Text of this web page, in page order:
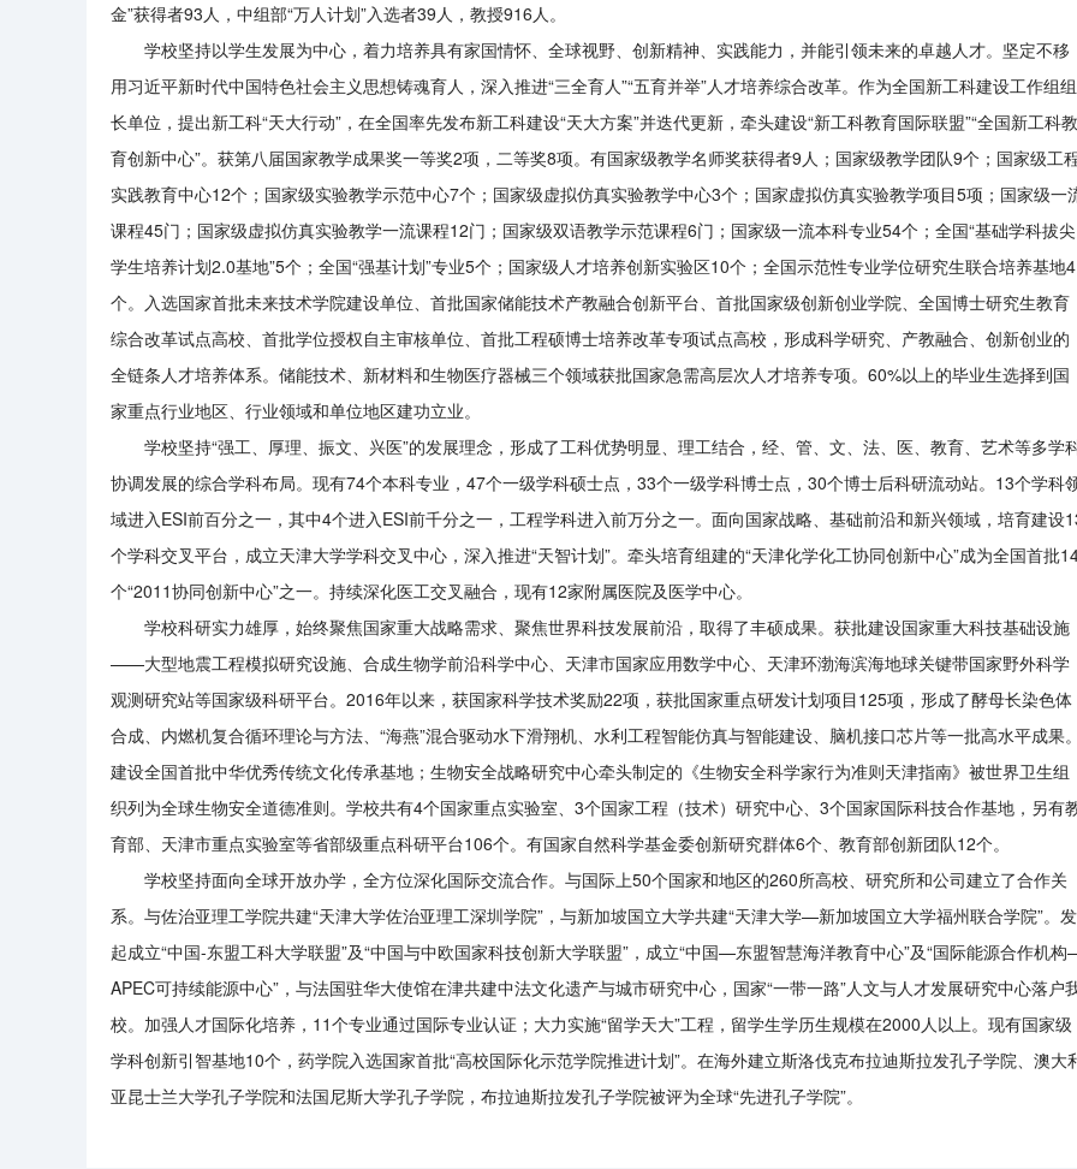
金”获得者93人，中组部“万人计划”入选者39人，教授916人。
学校坚持以学生发展为中心，着力培养具有家国情怀、全球视野、创新精神、实践能力，并能引领未来的卓越人才。坚定不移
用习近平新时代中国特色社会主义思想铸魂育人，深入推进“三全育人”“五育并举”人才培养综合改革。作为全国新工科建设工作组组
长单位，提出新工科“天大行动”，在全国率先发布新工科建设“天大方案”并迭代更新，牵头建设“新工科教育国际联盟”“全国新工科教
育创新中心”。获第八届国家教学成果奖一等奖2项，二等奖8项。有国家级教学名师奖获得者9人；国家级教学团队9个；国家级工
实践教育中心12个；国家级实验教学示范中心7个；国家级虚拟仿真实验教学中心3个；国家虚拟仿真实验教学项目5项；国家级一
课程45门；国家级虚拟仿真实验教学一流课程12门；国家级双语教学示范课程6门；国家级一流本科专业54个；全国“基础学科拔尖
学生培养计划2.0基地”5个；全国“强基计划”专业5个；国家级人才培养创新实验区10个；全国示范性专业学位研究生联合培养基地4
个。入选国家首批未来技术学院建设单位、首批国家储能技术产教融合创新平台、首批国家级创新创业学院、全国博士研究生教育
综合改革试点高校、首批学位授权自主审核单位、首批工程硕博士培养改革专项试点高校，形成科学研究、产教融合、创新创业的
全链条人才培养体系。储能技术、新材料和生物医疗器械三个领域获批国家急需高层次人才培养专项。60%以上的毕业生选择到国
家重点行业地区、行业领域和单位地区建功立业。
学校坚持“强工、厚理、振文、兴医”的发展理念，形成了工科优势明显、理工结合，经、管、文、法、医、教育、艺术等多学
协调发展的综合学科布局。现有74个本科专业，47个一级学科硕士点，33个一级学科博士点，30个博士后科研流动站。13个学科
域进入ESI前百分之一，其中4个进入ESI前千分之一，工程学科进入前万分之一。面向国家战略、基础前沿和新兴领域，培育建设
个学科交叉平台，成立天津大学学科交叉中心，深入推进“天智计划”。牵头培育组建的“天津化学化工协同创新中心”成为全国首批
个“2011协同创新中心”之一。持续深化医工交叉融合，现有12家附属医院及医学中心。
学校科研实力雄厚，始终聚焦国家重大战略需求、聚焦世界科技发展前沿，取得了丰硕成果。获批建设国家重大科技基础设施
——大型地震工程模拟研究设施、合成生物学前沿科学中心、天津市国家应用数学中心、天津环渤海滨海地球关键带国家野外科学
观测研究站等国家级科研平台。2016年以来，获国家科学技术奖励22项，获批国家重点研发计划项目125项，形成了酵母长染色体
合成、内燃机复合循环理论与方法、“海燕”混合驱动水下滑翔机、水利工程智能仿真与智能建设、脑机接口芯片等一批高水平成果。
建设全国首批中华优秀传统文化传承基地；生物安全战略研究中心牵头制定的《生物安全科学家行为准则天津指南》被世界卫生组
织列为全球生物安全道德准则。学校共有4个国家重点实验室、3个国家工程（技术）研究中心、3个国家国际科技合作基地，另有
育部、天津市重点实验室等省部级重点科研平台106个。有国家自然科学基金委创新研究群体6个、教育部创新团队12个。
学校坚持面向全球开放办学，全方位深化国际交流合作。与国际上50个国家和地区的260所高校、研究所和公司建立了合作关
系。与佐治亚理工学院共建“天津大学佐治亚理工深圳学院”，与新加坡国立大学共建“天津大学—新加坡国立大学福州联合学院”。发
起成立“中国-东盟工科大学联盟”及“中国与中欧国家科技创新大学联盟”，成立“中国—东盟智慧海洋教育中心”及“国际能源合作机
APEC可持续能源中心”，与法国驻华大使馆在津共建中法文化遗产与城市研究中心，国家“一带一路”人文与人才发展研究中心落户
校。加强人才国际化培养，11个专业通过国际专业认证；大力实施“留学天大”工程，留学生学历生规模在2000人以上。现有国家级
学科创新引智基地10个，药学院入选国家首批“高校国际化示范学院推进计划”。在海外建立斯洛伐克布拉迪斯拉发孔子学院、澳大
亚昆士兰大学孔子学院和法国尼斯大学孔子学院，布拉迪斯拉发孔子学院被评为全球“先进孔子学院”。